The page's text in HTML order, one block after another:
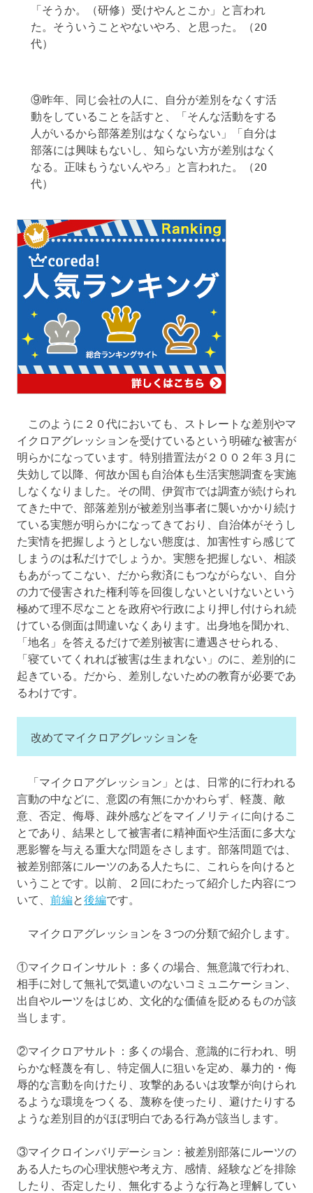
「そうか。（研修）受けやんとこか」と言われ
た。そういうことやないやろ、と思った。（20
代）
⑨昨年、同じ会社の人に、自分が差別をなくす活
動をしていることを話すと、「そんな活動をする
人がいるから部落差別はなくならない」「自分は
部落には興味もないし、知らない方が差別はなく
なる。正味もうないんやろ」と言われた。（20
代）
このように２０代においても、ストレートな差別やマ
イクロアグレッションを受けているという明確な被害が
明らかになっています。特別措置法が２００２年３月に
失効して以降、何故か国も自治体も生活実態調査を実施
しなくなりました。その間、伊賀市では調査が続けられ
てきた中で、部落差別が被差別当事者に襲いかかり続け
ている実態が明らかになってきており、自治体がそうし
た実情を把握しようとしない態度は、加害性すら感じて
しまうのは私だけでしょうか。実態を把握しない、相談
もあがってこない、だから救済にもつながらない、自分
の力で侵害された権利等を回復しないといけないという
極めて理不尽なことを政府や行政により押し付けられ続
けている側面は間違いなくあります。出身地を聞かれ、
「地名」を答えるだけで差別被害に遭遇させられる、
「寝ていてくれれば被害は生まれない」のに、差別的に
起きている。だから、差別しないための教育が必要であ
るわけです。
改めてマイクロアグレッションを
「マイクロアグレッション」とは、日常的に行われる
言動の中などに、意図の有無にかかわらず、軽蔑、敵
意、否定、侮辱、疎外感などをマイノリティに向けるこ
とであり、結果として被害者に精神面や生活面に多大な
悪影響を与える重大な問題をさします。部落問題では、
被差別部落にルーツのある人たちに、これらを向けると
いうことです。以前、２回にわたって紹介した内容につ
いて、 前編と後編です。
マイクロアグレッションを３つの分類で紹介します。
①マイクロインサルト：多くの場合、無意識で行われ、
相手に対して無礼で気遣いのないコミュニケーション、
出自やルーツをはじめ、文化的な価値を貶めるものが該
当します。
②マイクロアサルト：多くの場合、意識的に行われ、明
らかな軽蔑を有し、特定個人に狙いを定め、暴力的・侮
辱的な言動を向けたり、攻撃的あるいは攻撃が向けられ
るような環境をつくる、蔑称を使ったり、避けたりする
ような差別目的がほぼ明白である行為が該当します。
③マイクロインバリデーション：被差別部落にルーツの
ある人たちの心理状態や考え方、感情、経験などを排除
したり、否定したり、無化するような行為と理解してい